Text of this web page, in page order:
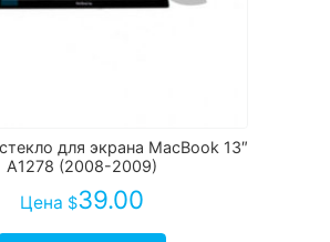
для экрана MacBook 13″
A1278 (2008-2009)
Цена $39.00